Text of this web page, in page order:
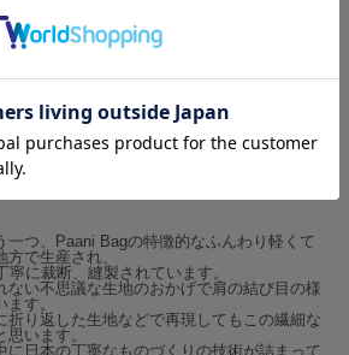
ってカラーコーディネートを楽しむこともで
一つ、Paani Bagの特徴的なふんわり軽くて
で生産され、
寧に裁断、縫製されています。
ない不思議な生地のおかげで肩の結び目の様
す。
折り返した生地などで再現してもこの繊細な
います。
に日本の丁寧なものづくりの技術が詰まって